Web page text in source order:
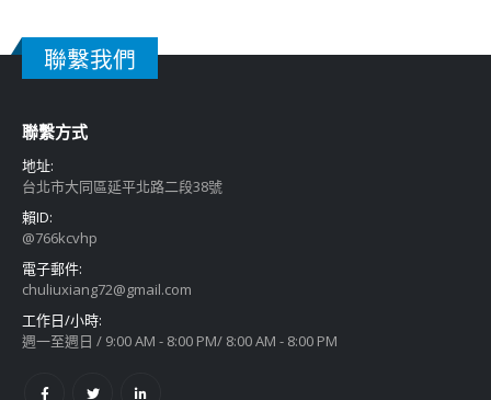
聯繫我們
聯繫方式
地址:
台北市大同區延平北路二段38號
賴ID:
@766kcvhp
電子郵件:
chuliuxiang72@gmail.com
工作日/小時:
週一至週日 / 9:00 AM - 8:00 PM/ 8:00 AM - 8:00 PM